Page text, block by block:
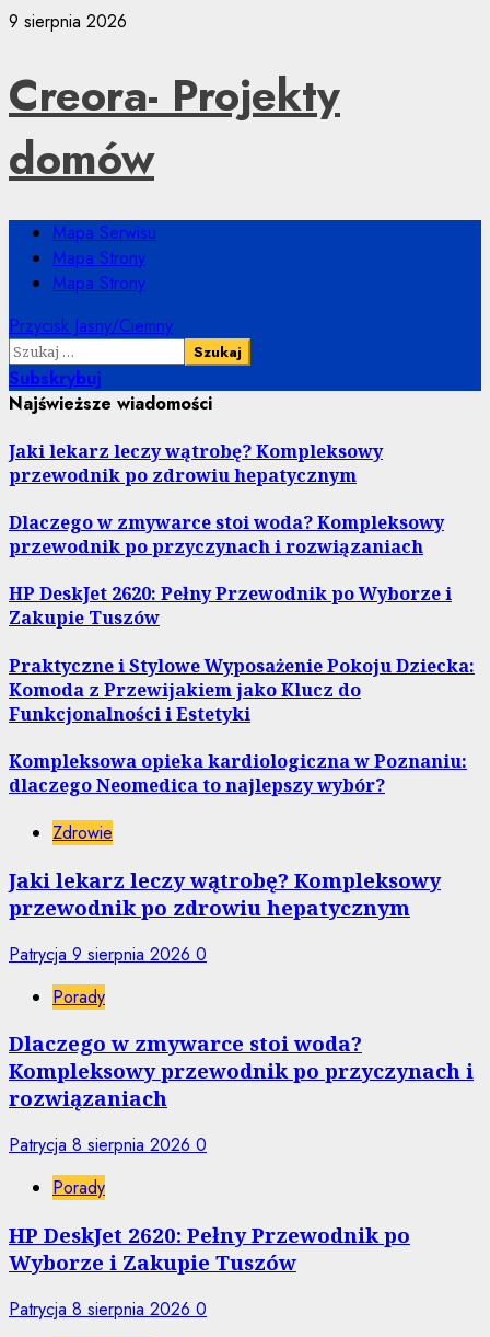
Przejdź
9 sierpnia 2026
Creora- Projekty
domów
Menu
główne
Mapa Serwisu
Mapa Strony
Mapa Strony
Przycisk Jasny/Ciemny
Szukaj:
Subskrybuj
Najświeższe wiadomości
Jaki lekarz leczy wątrobę? Kompleksowy
przewodnik po zdrowiu hepatycznym
Dlaczego w zmywarce stoi woda? Kompleksowy
przewodnik po przyczynach i rozwiązaniach
HP DeskJet 2620: Pełny Przewodnik po Wyborze i
Zakupie Tuszów
Praktyczne i Stylowe Wyposażenie Pokoju Dziecka:
Komoda z Przewijakiem jako Klucz do
Funkcjonalności i Estetyki
Kompleksowa opieka kardiologiczna w Poznaniu:
dlaczego Neomedica to najlepszy wybór?
Zdrowie
Jaki lekarz leczy wątrobę? Kompleksowy
przewodnik po zdrowiu hepatycznym
Patrycja 9 sierpnia 2026 0
Porady
Dlaczego w zmywarce stoi woda?
Kompleksowy przewodnik po przyczynach i
rozwiązaniach
Patrycja 8 sierpnia 2026 0
Porady
HP DeskJet 2620: Pełny Przewodnik po
Wyborze i Zakupie Tuszów
Patrycja 8 sierpnia 2026 0